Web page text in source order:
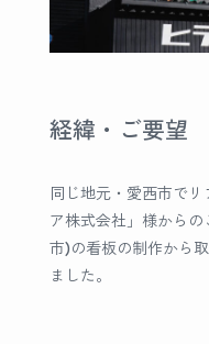
経緯・ご要望
同じ地元・愛西市で
ア株式会社」様から
市)の看板の制作から
ました。